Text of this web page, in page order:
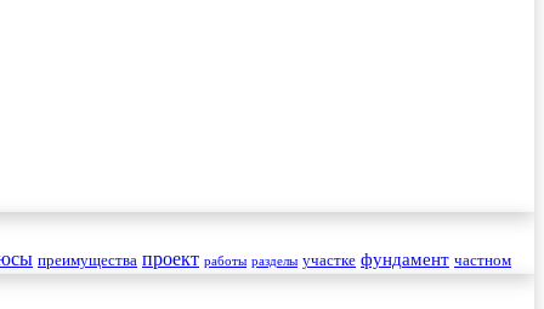
преимущества проект работы разделы участке фундамент частном